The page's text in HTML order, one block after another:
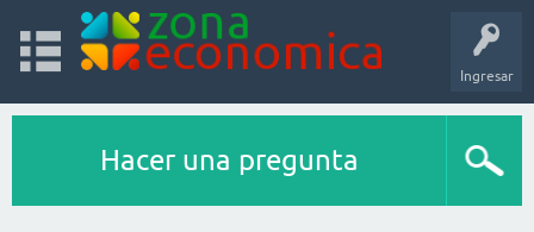
Ingresar
Hacer una pregunta